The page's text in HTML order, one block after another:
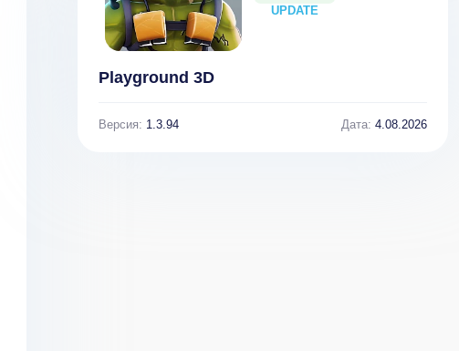
UPDATE
NEW
Playground 3D
Версия: 1.3.94 Дата: 4.08.2026